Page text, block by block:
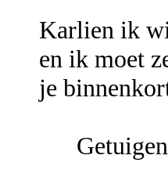
Karlien ik
en ik moet
je